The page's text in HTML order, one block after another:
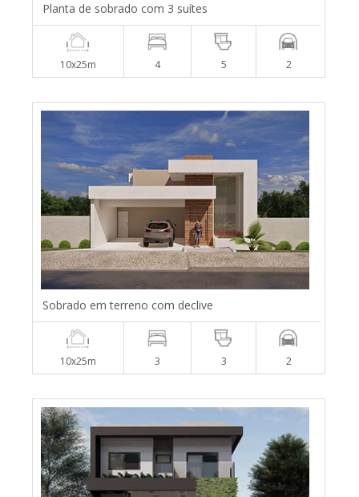
Planta de sobrado com 3 suítes
10x25m 4 5 2
Sobrado em terreno com declive
10x25m 3 3 2